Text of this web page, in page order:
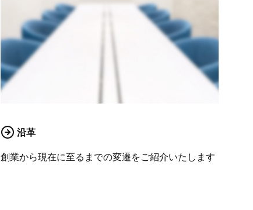
沿革
創業から現在に至るまでの変遷をご紹介いたします